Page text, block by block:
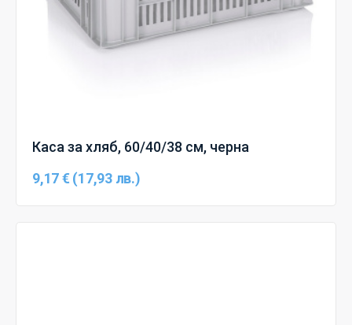
Каса за хляб, 60/40/38 см, черна
9,17 € (17,93 лв.)